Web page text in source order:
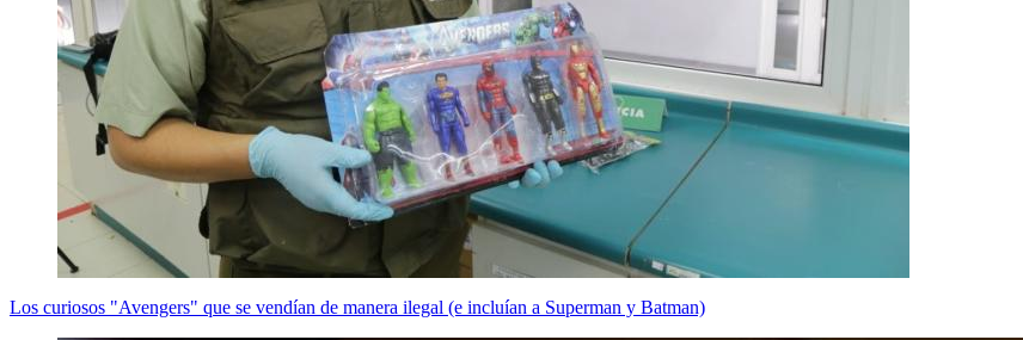
Los curiosos "Avengers" que se vendían de manera ilegal (e incluían a Superman y Batman)